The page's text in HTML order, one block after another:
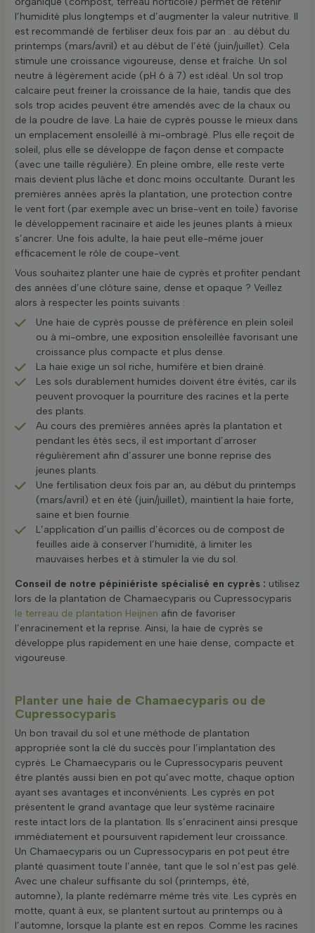
l’humidité plus longtemps et d’augmenter la valeur nutritive. Il
est recommandé de fertiliser deux fois par an : au début du
printemps (mars/avril) et au début de l’été (juin/juillet). Cela
stimule une croissance vigoureuse, dense et fraîche. Un sol
neutre à légèrement acide (pH 6 à 7) est idéal. Un sol trop
calcaire peut freiner la croissance de la haie, tandis que des
sols trop acides peuvent être amendés avec de la chaux ou
de la poudre de lave. La haie de cyprès pousse le mieux dans
un emplacement ensoleillé à mi-ombragé. Plus elle reçoit de
soleil, plus elle se développe de façon dense et compacte
(avec une taille régulière). En pleine ombre, elle reste verte
mais devient plus lâche et donc moins occultante. Durant les
premières années après la plantation, une protection contre
le vent fort (par exemple avec un brise-vent en toile) favorise
le développement racinaire et aide les jeunes plants à mieux
s’ancrer. Une fois adulte, la haie peut elle-même jouer
efficacement le rôle de coupe-vent.
Vous souhaitez planter une haie de cyprès et profiter pendant
des années d’une clôture saine, dense et opaque ? Veillez
alors à respecter les points suivants :
Une haie de cyprès pousse de préférence en plein soleil
ou à mi-ombre, une exposition ensoleillée favorisant une
croissance plus compacte et plus dense.
La haie exige un sol riche, humifère et bien drainé.
Les sols durablement humides doivent être évités, car ils
peuvent provoquer la pourriture des racines et la perte
des plants.
Au cours des premières années après la plantation et
pendant les étés secs, il est important d’arroser
régulièrement afin d’assurer une bonne reprise des
jeunes plants.
Une fertilisation deux fois par an, au début du printemps
(mars/avril) et en été (juin/juillet), maintient la haie forte,
saine et bien fournie.
L’application d’un paillis d’écorces ou de compost de
feuilles aide à conserver l’humidité, à limiter les
mauvaises herbes et à stimuler la vie du sol.
Conseil de notre pépiniériste spécialisé en cyprès : utilisez
lors de la plantation de Chamaecyparis ou Cupressocyparis
le terreau de plantation Heijnen afin de favoriser
l’enracinement et la reprise. Ainsi, la haie de cyprès se
développe plus rapidement en une haie dense, compacte et
vigoureuse.
Planter une haie de Chamaecyparis ou de
Cupressocyparis
Un bon travail du sol et une méthode de plantation
appropriée sont la clé du succès pour l’implantation des
cyprès. Le Chamaecyparis ou le Cupressocyparis peuvent
être plantés aussi bien en pot qu’avec motte, chaque option
ayant ses avantages et inconvénients. Les cyprès en pot
présentent le grand avantage que leur système racinaire
reste intact lors de la plantation. Ils s’enracinent ainsi presque
immédiatement et poursuivent rapidement leur croissance.
Un Chamaecyparis ou un Cupressocyparis en pot peut être
planté quasiment toute l’année, tant que le sol n’est pas gelé.
Avec une chaleur suffisante du sol (printemps, été,
automne), la plante redémarre même très vite. Les cyprès en
motte, quant à eux, se plantent surtout au printemps ou à
l’automne, lorsque la plante est en repos. Comme les racines